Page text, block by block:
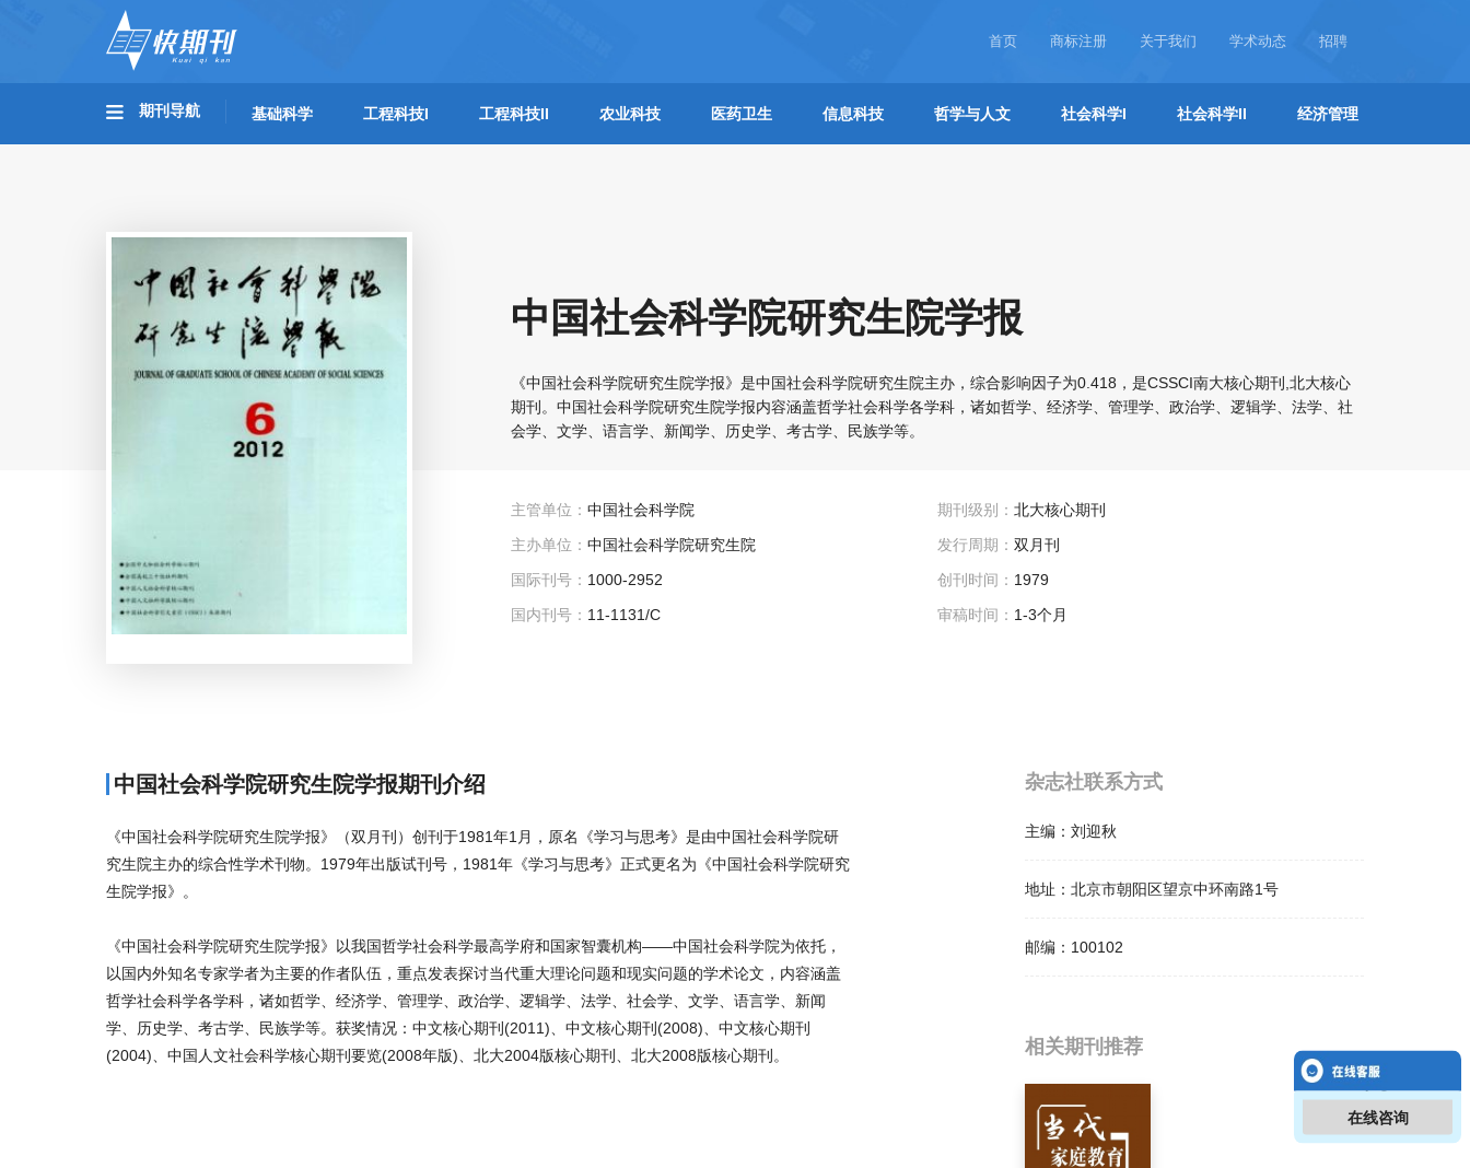
首页 商标注册 关于我们 学术动态 招聘
期刊导航 基础科学 工程科技I 工程科技II 农业科技 医药卫生 信息科技 哲学与人文 社会科学I 社会科学II 经济管理
中国社会科学院研究生院学报
《中国社会科学院研究生院学报》是中国社会科学院研究生院主办，综合影响因子为0.418，是CSSCI南大核心期刊,北大核心
期刊。中国社会科学院研究生院学报内容涵盖哲学社会科学各学科，诸如哲学、经济学、管理学、政治学、逻辑学、法学、社
会学、文学、语言学、新闻学、历史学、考古学、民族学等。
主管单位： 中国社会科学院
主办单位： 中国社会科学院研究生院
国际刊号： 1000-2952
国内刊号： 11-1131/C
期刊级别： 北大核心期刊
发行周期： 双月刊
创刊时间： 1979
审稿时间： 1-3个月
中国社会科学院研究生院学报期刊介绍
《中国社会科学院研究生院学报》（双月刊）创刊于1981年1月，原名《学习与思考》是由中国社会科学院研
究生院主办的综合性学术刊物。1979年出版试刊号，1981年《学习与思考》正式更名为《中国社会科学院研究
生院学报》。
《中国社会科学院研究生院学报》以我国哲学社会科学最高学府和国家智囊机构——中国社会科学院为依托，
以国内外知名专家学者为主要的作者队伍，重点发表探讨当代重大理论问题和现实问题的学术论文，内容涵盖
哲学社会科学各学科，诸如哲学、经济学、管理学、政治学、逻辑学、法学、社会学、文学、语言学、新闻
学、历史学、考古学、民族学等。获奖情况：中文核心期刊(2011)、中文核心期刊(2008)、中文核心期刊
(2004)、中国人文社会科学核心期刊要览(2008年版)、北大2004版核心期刊、北大2008版核心期刊。
杂志社联系方式
主编： 刘迎秋
地址： 北京市朝阳区望京中环南路1号
邮编： 100102
相关提问
中国社会科学院研究生院学报影响因子是多少？
中国社会科学院研究生院学报怎么样？
相关期刊推荐
在线咨询